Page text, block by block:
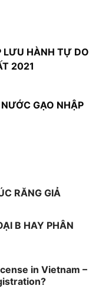
LƯU HÀNH TỰ DO
2021
GẠO NHẬP
RĂNG GIẢ
B HAY PHÂN
in Vietnam –